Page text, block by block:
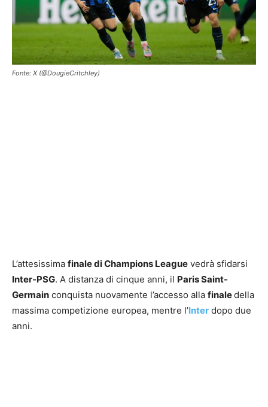
Fonte: X (@DougieCritchley)
L’attesissima finale di Champions League vedrà sfidarsi
Inter-PSG. A distanza di cinque anni, il Paris Saint-
Germain conquista nuovamente l’accesso alla finaledella
massima competizione europea, mentre l’Inter dopo due
anni.